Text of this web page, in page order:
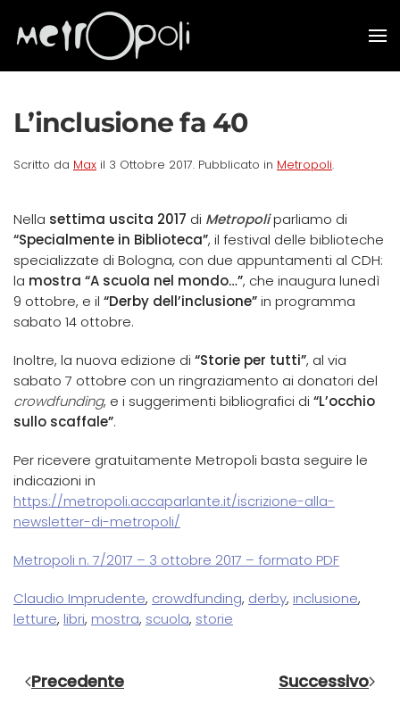
Skip to main content
L’inclusione fa 40
Scritto da Max il 3 Ottobre 2017. Pubblicato in Metropoli.
Nella settima uscita 2017 di Metropoliparliamo di
“Specialmente in Biblioteca”, il festival delle biblioteche
specializzate di Bologna, con due appuntamenti al CDH:
la mostra “A scuola nel mondo…”, che inaugura lunedì
9 ottobre, e il “Derby dell’inclusione”in programma
sabato 14 ottobre.
Inoltre, la nuova edizione di “Storie per tutti”, al via
sabato 7 ottobre con un ringraziamento ai donatori del
crowdfunding, e i suggerimenti bibliografici di “L’occhio
sullo scaffale”.
Per ricevere gratuitamente Metropoli basta seguire le
indicazioni in
https://metropoli.accaparlante.it/iscrizione-alla-
newsletter-di-metropoli/
Metropoli n. 7/2017 – 3 ottobre 2017 – formato PDF
Claudio Imprudente, crowdfunding, derby, inclusione,
letture, libri, mostra, scuola, storie
Precedente Successivo